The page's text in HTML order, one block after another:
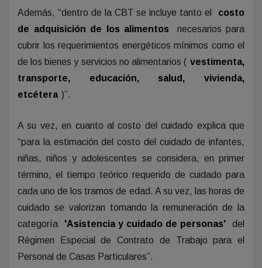
Además, “dentro de la CBT se incluye tanto el
costo
de adquisición de los alimentos
necesarios para
cubrir los requerimientos energéticos mínimos como el
de los bienes y servicios no alimentarios ( vestimenta,
transporte, educación, salud, vivienda,
etcétera )”.
A su vez, en cuanto al costo del cuidado explica que
“para la estimación del costo del cuidado de infantes,
niñas, niños y adolescentes se considera, en primer
término, el tiempo teórico requerido de cuidado para
cada uno de los tramos de edad. A su vez, las horas de
cuidado se valorizan tomando la remuneración de la
categoría
'Asistencia y cuidado de personas'
del
Régimen Especial de Contrato de Trabajo para el
Personal de Casas Particulares”.